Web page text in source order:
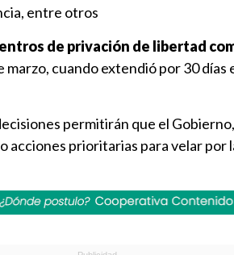
entre otros
de privación de libertad
marzo, cuando extendió por 30 días
permitirán que el
acciones prioritarias para velar por